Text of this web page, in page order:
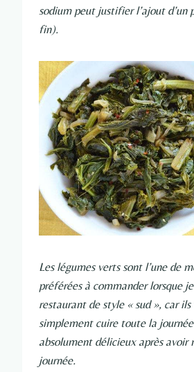
sodium peut justifier l’ajout d’un
fin).
Les légumes verts sont l’une de
préférées à commander lorsque
restaurant de style « sud », car ils
simplement cuire toute la
absolument délicieux après
journée.